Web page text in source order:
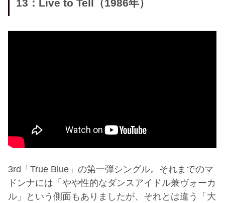
13：Live to Tell（1986年）
3rd「True Blue」の第一弾シングル。それまでのマ
ドンナには「やや性的なダンスアイドル兼ヴォーカ
ル」という側面もありましたが、それとは違う「大